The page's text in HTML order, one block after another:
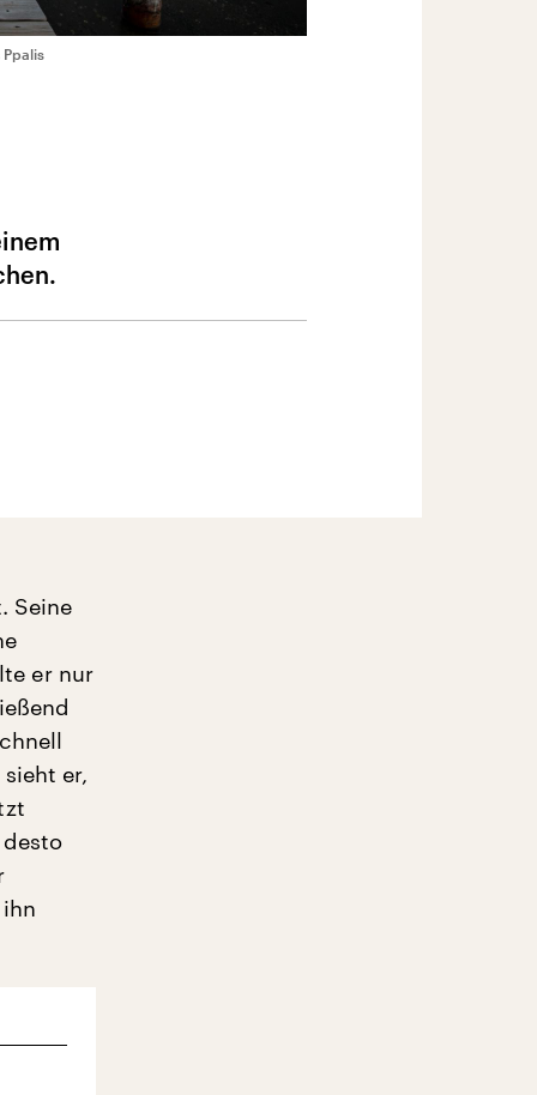
Seine
er nur
er,
desto